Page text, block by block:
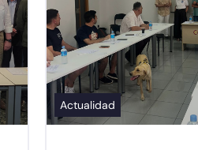
Actualidad